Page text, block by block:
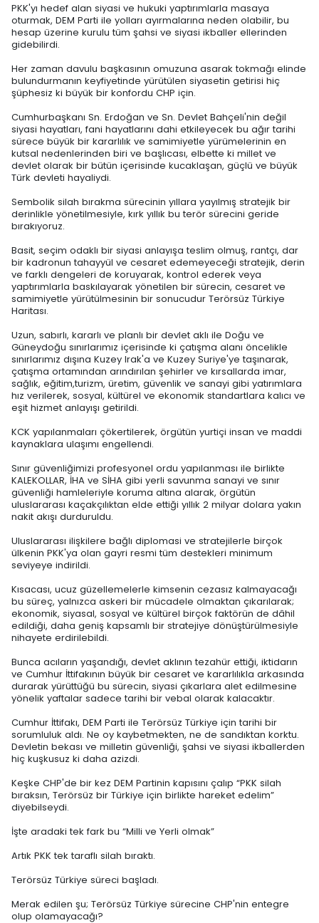
PKK'yı hedef alan siyasi ve hukuki yaptırımlarla masaya
oturmak, DEM Parti ile yolları ayırmalarına neden olabilir, bu
hesap üzerine kurulu tüm şahsi ve siyasi ikballer ellerinden
gidebilirdi.
Her zaman davulu başkasının omuzuna asarak tokmağı elinde
bulundurmanın keyfiyetinde yürütülen siyasetin getirisi hiç
şüphesiz ki büyük bir konfordu CHP için.
Cumhurbaşkanı Sn. Erdoğan ve Sn. Devlet Bahçeli'nin değil
siyasi hayatları, fani hayatlarını dahi etkileyecek bu ağır tarihi
sürece büyük bir kararlılık ve samimiyetle yürümelerinin en
kutsal nedenlerinden biri ve başlıcası, elbette ki millet ve
devlet olarak bir bütün içerisinde kucaklaşan, güçlü ve büyük
Türk devleti hayaliydi.
Sembolik silah bırakma sürecinin yıllara yayılmış stratejik bir
derinlikle yönetilmesiyle, kırk yıllık bu terör sürecini geride
bırakıyoruz.
Basit, seçim odaklı bir siyasi anlayışa teslim olmuş, rantçı, dar
bir kadronun tahayyül ve cesaret edemeyeceği stratejik, derin
ve farklı dengeleri de koruyarak, kontrol ederek veya
yaptırımlarla baskılayarak yönetilen bir sürecin, cesaret ve
samimiyetle yürütülmesinin bir sonucudur Terörsüz Türkiye
Haritası.
Uzun, sabırlı, kararlı ve planlı bir devlet aklı ile Doğu ve
Güneydoğu sınırlarımız içerisinde ki çatışma alanı öncelikle
sınırlarımız dışına Kuzey Irak'a ve Kuzey Suriye'ye taşınarak,
çatışma ortamından arındırılan şehirler ve kırsallarda imar,
sağlık, eğitim,turizm, üretim, güvenlik ve sanayi gibi yatırımlara
hız verilerek, sosyal, kültürel ve ekonomik standartlara kalıcı ve
eşit hizmet anlayışı getirildi.
KCK yapılanmaları çökertilerek, örgütün yurtiçi insan ve maddi
kaynaklara ulaşımı engellendi.
Sınır güvenliğimizi profesyonel ordu yapılanması ile birlikte
KALEKOLLAR, İHA ve SİHA gibi yerli savunma sanayi ve sınır
güvenliği hamleleriyle koruma altına alarak, örgütün
uluslararası kaçakçılıktan elde ettiği yıllık 2 milyar dolara yakın
nakit akışı durduruldu.
Uluslararası ilişkilere bağlı diplomasi ve stratejilerle birçok
ülkenin PKK'ya olan gayri resmi tüm destekleri minimum
seviyeye indirildi.
Kısacası, ucuz güzellemelerle kimsenin cezasız kalmayacağı
bu süreç, yalnızca askeri bir mücadele olmaktan çıkarılarak;
ekonomik, siyasal, sosyal ve kültürel birçok faktörün de dâhil
edildiği, daha geniş kapsamlı bir stratejiye dönüştürülmesiyle
nihayete erdirilebildi.
Bunca acıların yaşandığı, devlet aklının tezahür ettiği, iktidarın
ve Cumhur İttifakının büyük bir cesaret ve kararlılıkla arkasında
durarak yürüttüğü bu sürecin, siyasi çıkarlara alet edilmesine
yönelik yaftalar sadece tarihi bir vebal olarak kalacaktır.
Cumhur İttifakı, DEM Parti ile Terörsüz Türkiye için tarihi bir
sorumluluk aldı. Ne oy kaybetmekten, ne de sandıktan korktu.
Devletin bekası ve milletin güvenliği, şahsi ve siyasi ikballerden
hiç kuşkusuz ki daha azizdi.
Keşke CHP'de bir kez DEM Partinin kapısını çalıp “PKK silah
bıraksın, Terörsüz bir Türkiye için birlikte hareket edelim”
diyebilseydi.
İşte aradaki tek fark bu “Milli ve Yerli olmak”
Artık PKK tek taraflı silah bıraktı.
Terörsüz Türkiye süreci başladı.
Merak edilen şu; Terörsüz Türkiye sürecine CHP'nin entegre
olup olamayacağı?